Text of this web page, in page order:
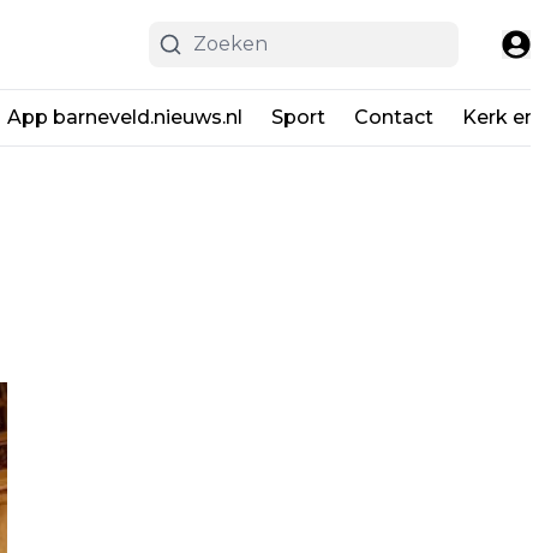
App barneveld.nieuws.nl Sport Contact Kerk